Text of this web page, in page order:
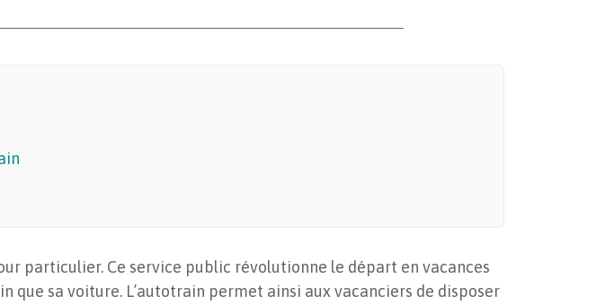
particulier. Ce service public révolutionne le départ en vacances
sa voiture. L’autotrain permet ainsi aux vacanciers de disposer